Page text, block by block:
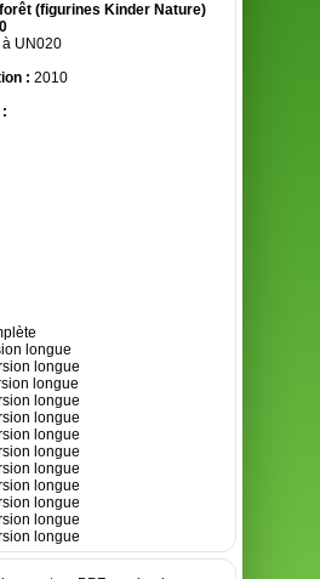
(figurines Kinder Nature)
à UN020
: 2010
longue
longue
longue
longue
longue
longue
longue
longue
longue
longue
longue
longue